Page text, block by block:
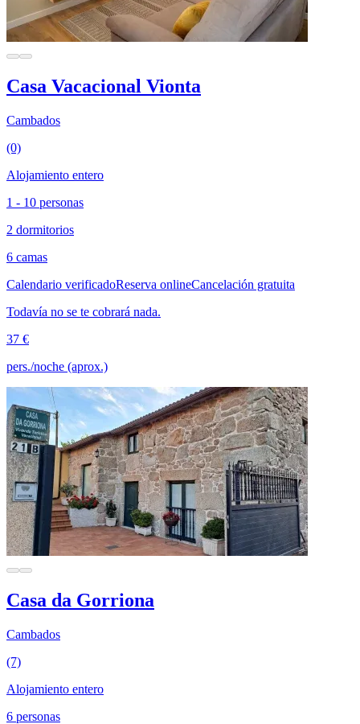
Casa Vacacional Vionta
Cambados
(0)
Alojamiento entero
1 - 10 personas
2 dormitorios
6 camas
Calendario verificadoReserva onlineCancelación gratuita
Todavía no se te cobrará nada.
37 €
pers./noche (aprox.)
Casa da Gorriona
Cambados
(7)
Alojamiento entero
6 personas